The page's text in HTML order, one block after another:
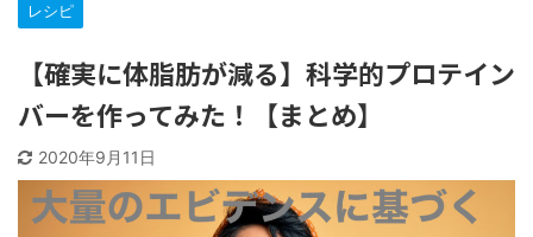
レシピ
【確実に体脂肪が減る】科学的プロテイン
バーを作ってみた！【まとめ】
2020年9月11日